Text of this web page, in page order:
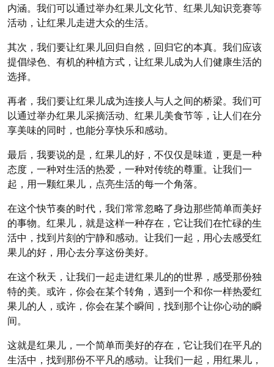
内涵。我们可以通过举办红果儿文化节、红果儿知识竞赛等
活动，让红果儿走进大众的生活。
其次，我们要让红果儿回归自然，回归它的本真。我们应该
提倡绿色、有机的种植方式，让红果儿成为人们健康生活的
选择。
再者，我们要让红果儿成为连接人与人之间的桥梁。我们可
以通过举办红果儿采摘活动、红果儿美食节等，让人们在分
享美味的同时，也能分享快乐和感动。
最后，我要说的是，红果儿的好，不仅仅是味道，更是一种
态度，一种对生活的热爱，一种对传统的尊重。让我们一
起，用一颗红果儿，点亮生活的每一个角落。
在这个快节奏的时代，我们常常忽略了身边那些简单而美好
的事物。红果儿，就是这样一种存在，它让我们在忙碌的生
活中，找到片刻的宁静和感动。让我们一起，用心去感受红
果儿的好，用心去分享这份美好。
在这个秋天，让我们一起走进红果儿的的世界，感受那份独
特的美。或许，你会在某个转角，遇到一个和你一样热爱红
果儿的人，或许，你会在某个瞬间，找到那个让你心动的瞬
间。
这就是红果儿，一个简单而美好的存在，它让我们在平凡的
生活中，找到那份不平凡的感动。让我们一起，用红果儿，